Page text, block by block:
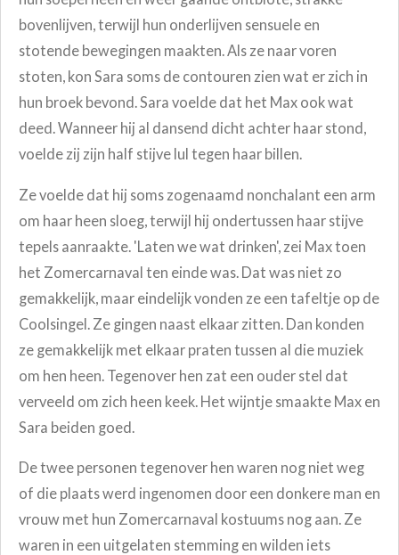
bovenlijven, terwijl hun onderlijven sensuele en
stotende bewegingen maakten. Als ze naar voren
stoten, kon Sara soms de contouren zien wat er zich in
hun broek bevond.Sara voelde dat het Max ook wat
deed. Wanneer hij al dansend dicht achter haar stond,
voelde zij zijn half stijve lul tegen haar billen.
Ze voelde dat hij soms zogenaamd nonchalant een arm
om haar heen sloeg, terwijl hij ondertussen haar stijve
tepels aanraakte. 'Laten we wat drinken', zei Max toen
het Zomercarnaval ten einde was. Dat was niet zo
gemakkelijk, maar eindelijk vonden ze een tafeltje op de
Coolsingel. Ze gingen naast elkaar zitten. Dan konden
ze gemakkelijk met elkaar praten tussen al die muziek
om hen heen. Tegenover hen zat een ouder stel dat
verveeld om zich heen keek. Het wijntje smaakte Max en
Sara beiden goed.
De twee personen tegenover hen waren nog niet weg
of die plaats werd ingenomen door een donkere man en
vrouw met hun Zomercarnaval kostuums nog aan. Ze
waren in een uitgelaten stemming en wilden iets